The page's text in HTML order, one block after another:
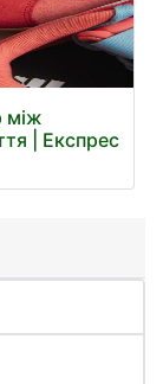
між
| Експрес